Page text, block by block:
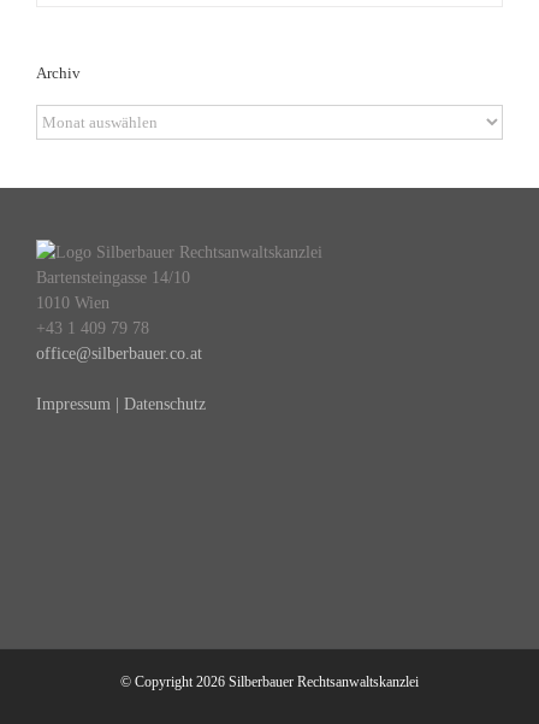
Archiv
Archiv
Bartensteingasse 14/10
1010 Wien
+43 1 409 79 78
office@silberbauer.co.at
Impressum | Datenschutz
© Copyright 2026 Silberbauer Rechtsanwaltskanzlei